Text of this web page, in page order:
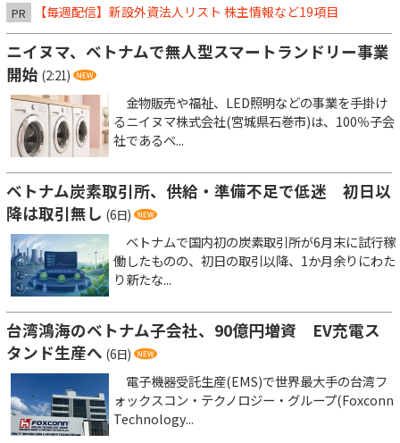
PR 【毎週配信】新設外資法人リスト 株主情報など19項目
ニイヌマ、ベトナムで無人型スマートランドリー事業
開始 (2:21)
金物販売や福祉、LED照明などの事業を手掛け
るニイヌマ株式会社(宮城県石巻市)は、100％子会
社であるベ...
ベトナム炭素取引所、供給・準備不足で低迷 初日以
降は取引無し (6日)
ベトナムで国内初の炭素取引所が6月末に試行稼
働したものの、初日の取引以降、1か月余りにわた
り新たな...
台湾鴻海のベトナム子会社、90億円増資 EV充電ス
タンド生産へ (6日)
電子機器受託生産(EMS)で世界最大手の台湾フ
ォックスコン・テクノロジー・グループ(Foxconn
Technology...